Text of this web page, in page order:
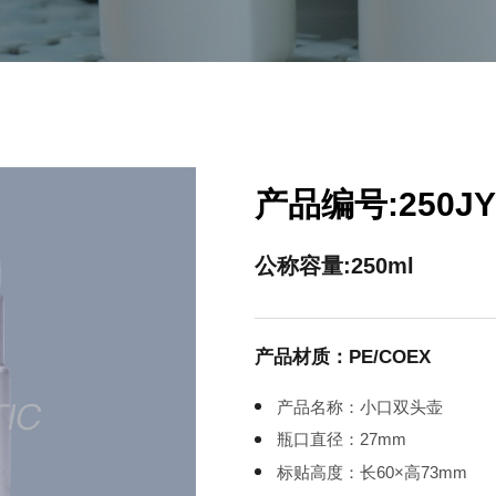
产品编号
公称容量:250ml
产品材质：PE/COEX
产品名称：小口双头壶
瓶口直径：27mm
标贴高度：长60×高73mm